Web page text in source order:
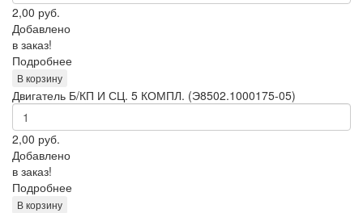
2,00 руб.
Добавлено
в заказ!
Подробнее
В корзину
Двигатель Б/КП И СЦ. 5 КОМПЛ. (Э8502.1000175-05)
2,00 руб.
Добавлено
в заказ!
Подробнее
В корзину